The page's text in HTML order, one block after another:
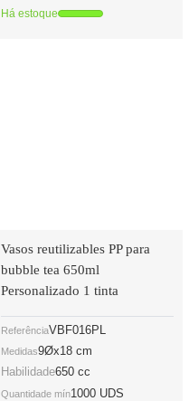
Há estoque
Vasos reutilizables PP para
bubble tea 650ml
Personalizado 1 tinta
ReferênciaVBF016PL
Medidas9Øx18 cm
Habilidade650 cc
Quantidade mín1000 UDS